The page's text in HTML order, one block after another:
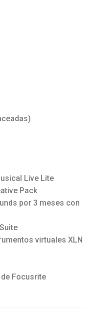
Live Lite
Pack
por 3 meses con
virtuales XLN
Focusrite